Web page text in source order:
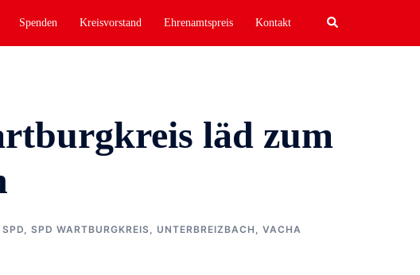
Spenden Kreisvorstand Ehrenamtspreis Kontakt Search
läd zum
SPD SPD WARTBURGKREIS UNTERBREIZBACH VACHA